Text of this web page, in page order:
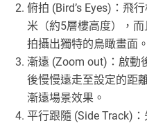
俯拍 (Bird’s Eyes)：飛
米（約5層樓高度），
拍攝出獨特的鳥瞰畫面。
漸遠 (Zoom out)：啟動
後慢慢遠走至設定的距
漸遠場景效果。
平行跟隨 (Side Track)